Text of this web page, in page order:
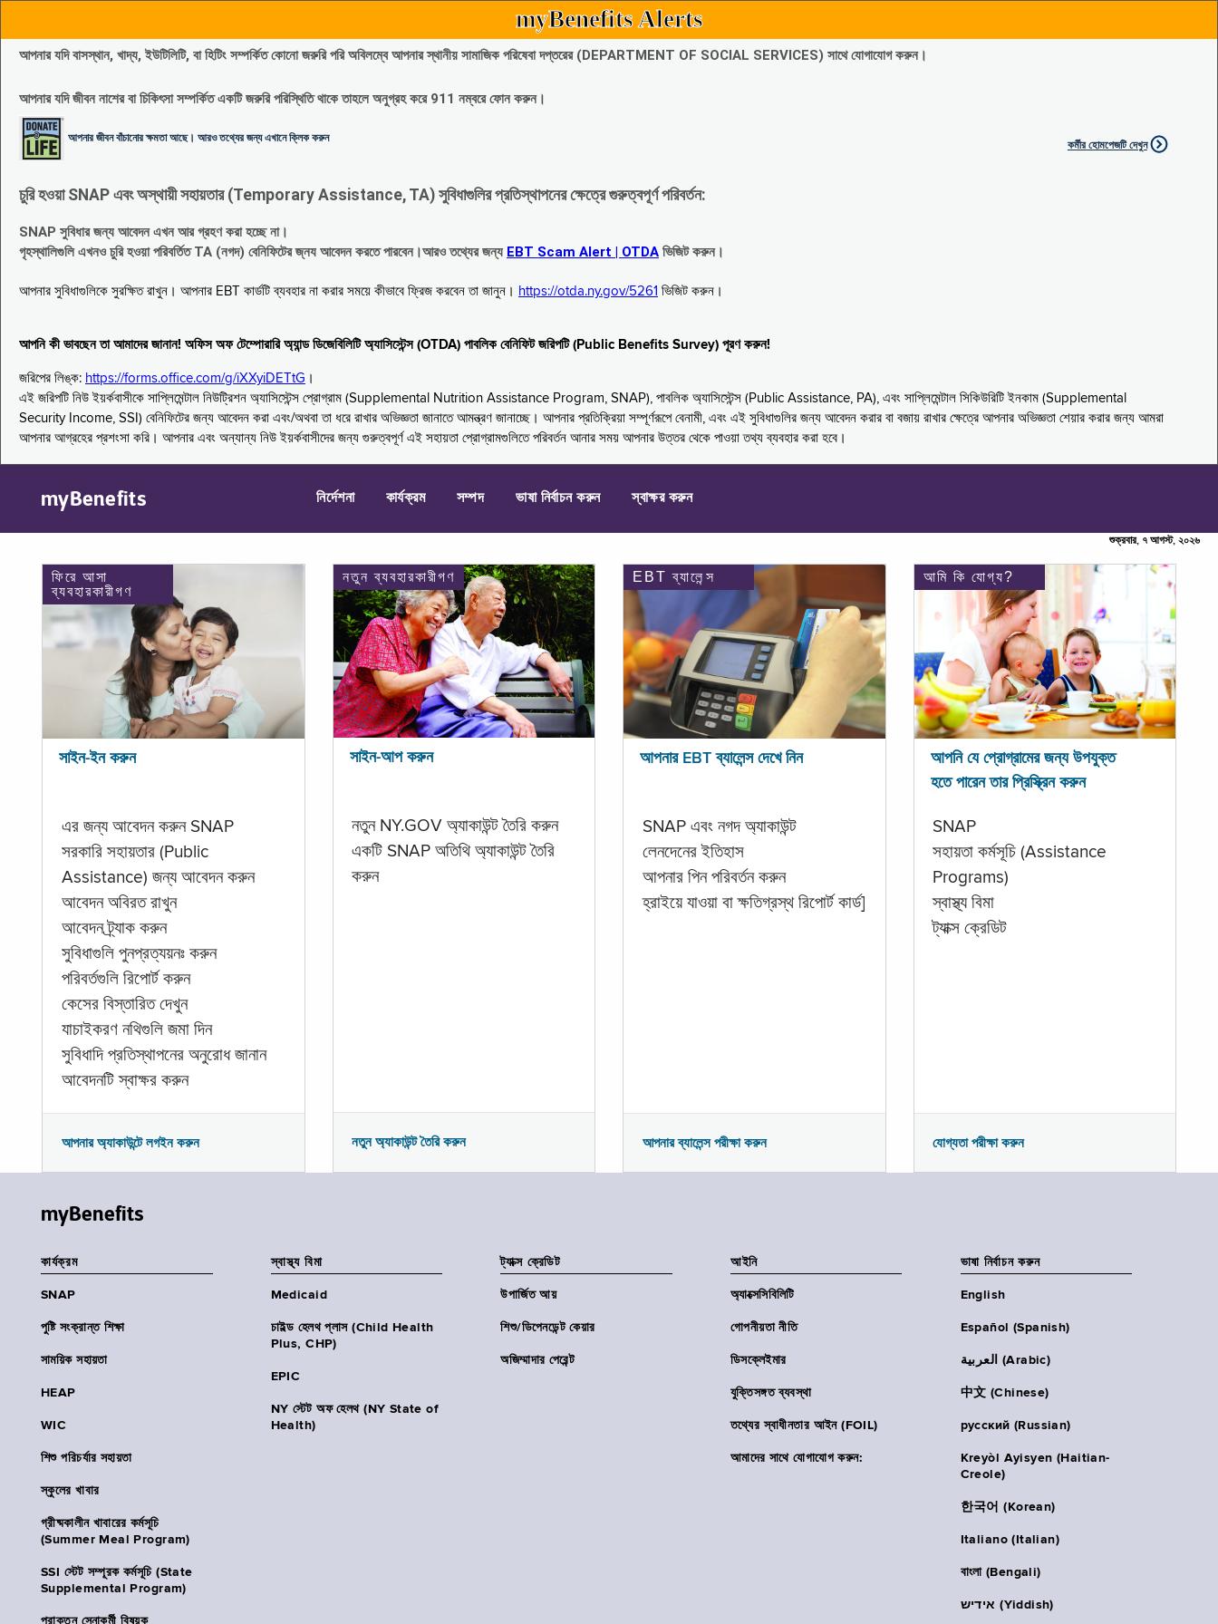
myBenefits Alerts
আপনার যদি বাসস্থান, খাদ্য, ইউটিলিটি, বা হিটিং সম্পর্কিত কোনো জরুরি পরি অবিলম্বে আপনার স্থানীয় সামাজিক পরিষেবা দপ্তরের (DEPARTMENT OF SOCIAL SERVICES) সাথে যোগাযোগ করুন।
আপনার যদি জীবন নাশের বা চিকিৎসা সম্পর্কিত একটি জরুরি পরিস্থিতি থাকে তাহলে অনুগ্রহ করে 911 নম্বরে ফোন করুন।
আপনার জীবন বাঁচানোর ক্ষমতা আছে। আরও তথ্যের জন্য এখানে ক্লিক করুন
কর্মীর হোমপেজটি দেখুন
চুরি হওয়া SNAP এবং অস্থায়ী সহায়তার (Temporary Assistance, TA) সুবিধাগুলির প্রতিস্থাপনের ক্ষেত্রে গুরুত্বপূর্ণ পরিবর্তন:
SNAP সুবিধার জন্য আবেদন এখন আর গ্রহণ করা হচ্ছে না।
গৃহস্থালিগুলি এখনও চুরি হওয়া পরিবর্তিত TA (নগদ) বেনিফিটের জ্নয আবেদন করতে পারবেন।আরও তথ্যের জন্য EBT Scam Alert | OTDA ভিজিট করুন।
আপনার সুবিধাগুলিকে সুরক্ষিত রাখুন। আপনার EBT কার্ডটি ব্যবহার না করার সময়ে কীভাবে ফ্রিজ করবেন তা জানুন। https://otda.ny.gov/5261 ভিজিট করুন।
আপনি কী ভাবছেন তা আমাদের জানান! অফিস অফ টেম্পোরারি অ্যান্ড ডিজেবিলিটি অ্যাসিস্টেন্স (OTDA) পাবলিক বেনিফিট জরিপটি (Public Benefits Survey) পূরণ করুন!
জরিপের লিঙ্ক: https://forms.office.com/g/iXXyiDETtG ।
এই জরিপটি নিউ ইয়র্কবাসীকে সাপ্লিমেন্টাল নিউট্রিশন অ্যাসিস্টেন্স প্রোগ্রাম (Supplemental Nutrition Assistance Program, SNAP), পাবলিক অ্যাসিস্টেন্স (Public Assistance, PA), এবং সাপ্লিমেন্টাল সিকিউরিটি ইনকাম (Supplemental
Security Income, SSI) বেনিফিটের জন্য আবেদন করা এবং/অথবা তা ধরে রাখার অভিজ্ঞতা জানাতে আমন্ত্রণ জানাচ্ছে। আপনার প্রতিক্রিয়া সম্পূর্ণরূপে বেনামী, এবং এই সুবিধাগুলির জন্য আবেদন করার বা বজায় রাখার ক্ষেত্রে আপনার অভিজ্ঞতা শেয়ার করার জন্য আমরা
আপনার আগ্রহের প্রশংসা করি। আপনার এবং অন্যান্য নিউ ইয়র্কবাসীদের জন্য গুরুত্বপূর্ণ এই সহায়তা প্রোগ্রামগুলিতে পরিবর্তন আনার সময় আপনার উত্তর থেকে পাওয়া তথ্য ব্যবহার করা হবে।
myBenefits নির্দেশনা কার্যক্রম সম্পদ ভাষা নির্বাচন করুন স্বাক্ষর করুন
শুক্রবার, ৭ আগস্ট, ২০২৬
ফিরে আসা
ব্যবহারকারীগণ
সাইন-ইন করুন
এর জন্য আবেদন করুন SNAP
সরকারি সহায়তার (Public
Assistance) জন্য আবেদন করুন
আবেদন অবিরত রাখুন
আবেদন ট্র্যাক করুন
সুবিধাগুলি পুনপ্রত্যয়নঃ করুন
পরিবর্তগুলি রিপোর্ট করুন
কেসের বিস্তারিত দেখুন
যাচাইকরণ নথিগুলি জমা দিন
সুবিধাদি প্রতিস্থাপনের অনুরোধ জানান
আবেদনটি স্বাক্ষর করুন
আপনার অ্যাকাউন্টে লগইন করুন
নতুন ব্যবহারকারীগণ
সাইন-আপ করুন
নতুন NY.GOV অ্যাকাউন্ট তৈরি করুন
একটি SNAP অতিথি অ্যাকাউন্ট তৈরি
করুন
নতুন অ্যাকাউন্ট তৈরি করুন
EBT ব্যালেন্স
আপনার EBT ব্যালেন্স দেখে নিন
SNAP এবং নগদ অ্যাকাউন্ট
লেনদেনের ইতিহাস
আপনার পিন পরিবর্তন করুন
হ্রাইয়ে যাওয়া বা ক্ষতিগ্রস্থ রিপোর্ট কার্ড]
আপনার ব্যালেন্স পরীক্ষা করুন
আমি কি যোগ্য?
আপনি যে প্রোগ্রামের জন্য উপযুক্ত
হতে পারেন তার প্রিস্ক্রিন করুন
SNAP
সহায়তা কর্মসূচি (Assistance
Programs)
স্বাস্থ্য বিমা
ট্যাক্স ক্রেডিট
যোগ্যতা পরীক্ষা করুন
myBenefits
কার্যক্রম
SNAP
পুষ্টি সংক্রান্ত শিক্ষা
সাময়িক সহায়তা
HEAP
WIC
শিশু পরিচর্যার সহায়তা
স্কুলের খাবার
গ্রীষ্মকালীন খাবারের কর্মসূচি
(Summer Meal Program)
SSI স্টেট সম্পূরক কর্মসূচি (State
Supplemental Program)
প্রাক্তন সেনাকর্মী বিষয়ক
স্বাস্থ্য বিমা
Medicaid
চাইল্ড হেলথ প্লাস (Child Health
Plus, CHP)
EPIC
NY স্টেট অফ হেলথ (NY State of
Health)
ট্যাক্স ক্রেডিট
উপার্জিত আয়
শিশু/ডিপেনডেন্ট কেয়ার
অজিম্মাদার পেরেন্ট
আইনি
অ্যাক্সেসিবিলিটি
গোপনীয়তা নীতি
ডিসক্লেইমার
যুক্তিসঙ্গত ব্যবস্থা
তথ্যের স্বাধীনতার আইন (FOIL)
আমাদের সাথে যোগাযোগ করুন:
ভাষা নির্বাচন করুন
English
Español (Spanish)
العربية (Arabic)
中文 (Chinese)
русский (Russian)
Kreyòl Ayisyen (Haitian-
Creole)
한국어 (Korean)
Italiano (Italian)
বাংলা (Bengali)
אידיש (Yiddish)